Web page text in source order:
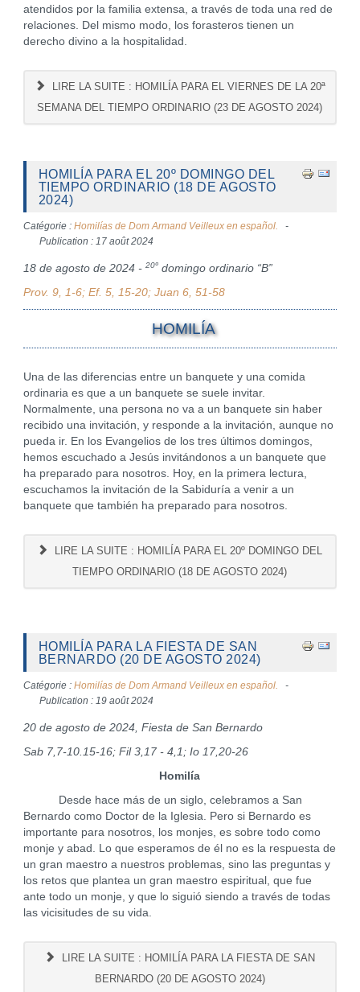
atendidos por la familia extensa, a través de toda una red de
relaciones. Del mismo modo, los forasteros tienen un
derecho divino a la hospitalidad.
LIRE LA SUITE : HOMILÍA PARA EL VIERNES DE LA 20ª
SEMANA DEL TIEMPO ORDINARIO (23 DE AGOSTO 2024)
HOMILÍA PARA EL 20º DOMINGO DEL
TIEMPO ORDINARIO (18 DE AGOSTO
2024)
Catégorie : Homilías de Dom Armand Veilleux en español.
Publication : 17 août 2024
18 de agosto de 2024 - 20ºdomingo ordinario “B”
Prov. 9, 1-6; Ef. 5, 15-20; Juan 6, 51-58
HOMILÍA
Una de las diferencias entre un banquete y una comida
ordinaria es que a un banquete se suele invitar.
Normalmente, una persona no va a un banquete sin haber
recibido una invitación, y responde a la invitación, aunque no
pueda ir. En los Evangelios de los tres últimos domingos,
hemos escuchado a Jesús invitándonos a un banquete que
ha preparado para nosotros. Hoy, en la primera lectura,
escuchamos la invitación de la Sabiduría a venir a un
banquete que también ha preparado para nosotros.
LIRE LA SUITE : HOMILÍA PARA EL 20º DOMINGO DEL
TIEMPO ORDINARIO (18 DE AGOSTO 2024)
HOMILÍA PARA LA FIESTA DE SAN
BERNARDO (20 DE AGOSTO 2024)
Catégorie : Homilías de Dom Armand Veilleux en español.
Publication : 19 août 2024
20 de agosto de 2024, Fiesta de San Bernardo
Sab 7,7-10.15-16; Fil 3,17 - 4,1; Io 17,20-26
Homilía
Desde hace más de un siglo, celebramos a San
Bernardo como Doctor de la Iglesia. Pero si Bernardo es
importante para nosotros, los monjes, es sobre todo como
monje y abad. Lo que esperamos de él no es la respuesta de
un gran maestro a nuestros problemas, sino las preguntas y
los retos que plantea un gran maestro espiritual, que fue
ante todo un monje, y que lo siguió siendo a través de todas
las vicisitudes de su vida.
LIRE LA SUITE : HOMILÍA PARA LA FIESTA DE SAN
BERNARDO (20 DE AGOSTO 2024)